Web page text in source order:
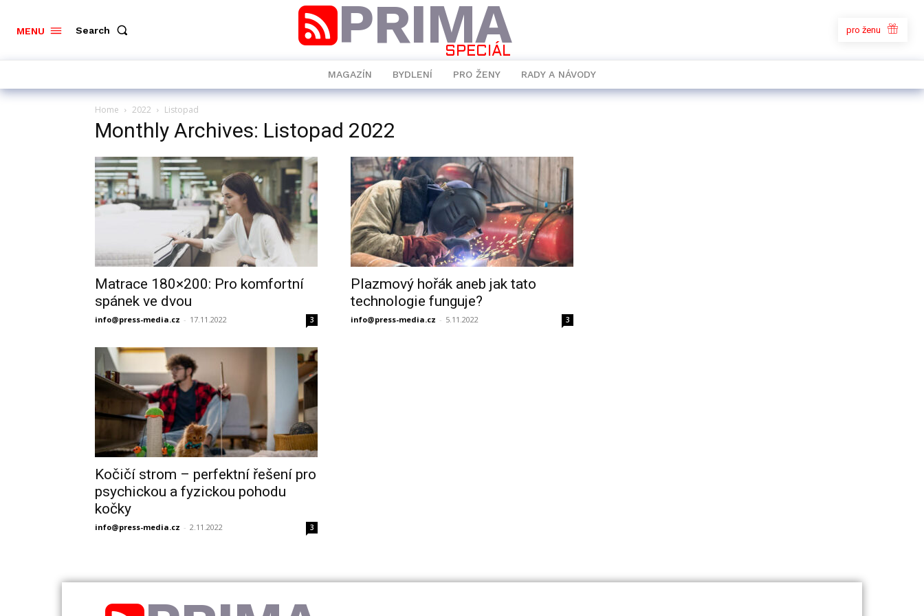
MENU Search PRIMA
SPECIÁL
pro ženu
MAGAZÍN BYDLENÍ PRO ŽENY RADY A NÁVODY
Home 2022 Listopad
Monthly Archives: Listopad 2022
Matrace 180×200: Pro komfortní
spánek ve dvou
info@press-media.cz - 17.11.2022 3
Plazmový hořák aneb jak tato
technologie funguje?
info@press-media.cz - 5.11.2022 3
Kočičí strom – perfektní řešení pro
psychickou a fyzickou pohodu
kočky
info@press-media.cz - 2.11.2022 3